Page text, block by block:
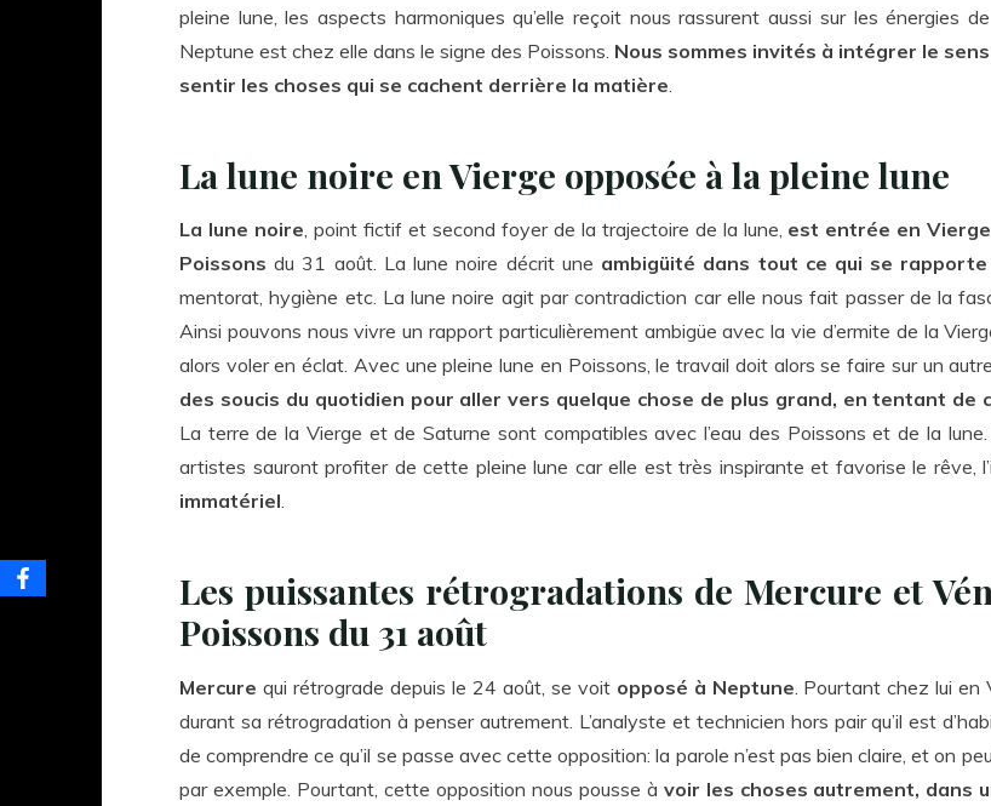
pleine lune, les aspects harmoniques qu’elle reçoit nous rassurent aussi sur les énergies
Neptune est chez elle dans le signe des Poissons. Nous sommes invités à intégrer le
sentir les choses qui se cachent derrière la matière.
La lune noire en Vierge opposée à la pleine lune
La lune noire, point fictif et second foyer de la trajectoire de la lune, est entrée en
Poissons du 31 août. La lune noire décrit une ambigüité dans tout ce qui se
mentorat, hygiène etc. La lune noire agit par contradiction car elle nous fait passer de la
Ainsi pouvons nous vivre un rapport particulièrement ambigüe avec la vie d’ermite de la
alors voler en éclat. Avec une pleine lune en Poissons, le travail doit alors se faire sur un
des soucis du quotidien pour aller vers quelque chose de plus grand, en tentant de
La terre de la Vierge et de Saturne sont compatibles avec l’eau des Poissons et de la lune.
artistes sauront profiter de cette pleine lune car elle est très inspirante et favorise le rêve,
immatériel.
Les puissantes rétrogradations de Mercure et
Poissons du 31 août
Mercure qui rétrograde depuis le 24 août, se voit opposé à Neptune . Pourtant chez lui
durant sa rétrogradation à penser autrement. L’analyste et technicien hors pair qu’il est
de comprendre ce qu’il se passe avec cette opposition: la parole n’est pas bien claire, et on
par exemple. Pourtant, cette opposition nous pousse à voir les choses autrement, dans